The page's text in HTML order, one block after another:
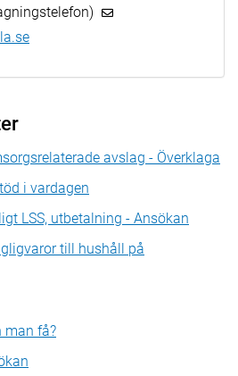
avslag - Överklaga
i vardagen
LSS, utbetalning - Ansökan
till hushåll på
man få?